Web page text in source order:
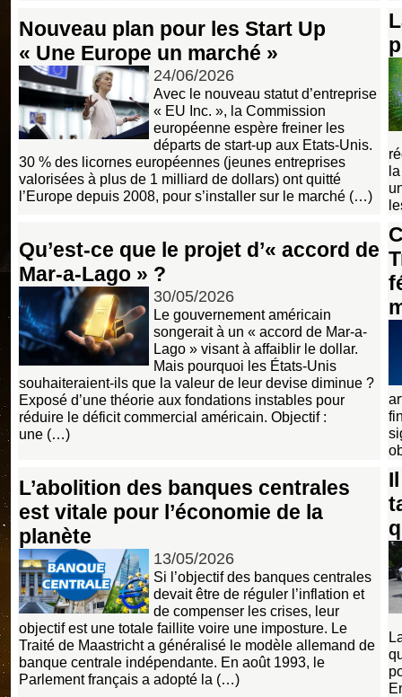
Nouveau plan pour les Start Up
« Une Europe un marché »
24/06/2026
Avec le nouveau statut d’entreprise
« EU Inc. », la Commission
européenne espère freiner les
départs de start-up aux Etats-Unis.
30 % des licornes européennes (jeunes entreprises
valorisées à plus de 1 milliard de dollars) ont quitté
l’Europe depuis 2008, pour s’installer sur le marché (…)
Qu’est-ce que le projet d’« accord de
Mar-a-Lago » ?
30/05/2026
Le gouvernement américain
songerait à un « accord de Mar-a-
Lago » visant à affaiblir le dollar.
Mais pourquoi les États-Unis
souhaiteraient-ils que la valeur de leur devise diminue ?
Exposé d’une théorie aux fondations instables pour
réduire le déficit commercial américain. Objectif :
une (…)
L’abolition des banques centrales
est vitale pour l’économie de la
planète
13/05/2026
Si l’objectif des banques centrales
devait être de réguler l’inflation et
de compenser les crises, leur
objectif est une totale faillite voire une imposture. Le
Traité de Maastricht a généralisé le modèle allemand de
banque centrale indépendante. En août 1993, le
Parlement français a adopté la (…)